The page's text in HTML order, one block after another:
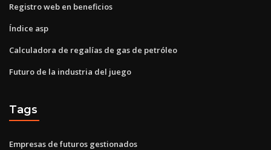
Registro web en beneficios
Índice asp
Calculadora de regalías de gas de petróleo
Futuro de la industria del juego
Tags
Empresas de futuros gestionados